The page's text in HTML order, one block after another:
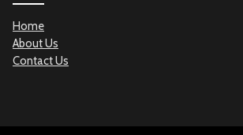
Home
About Us
Contact Us